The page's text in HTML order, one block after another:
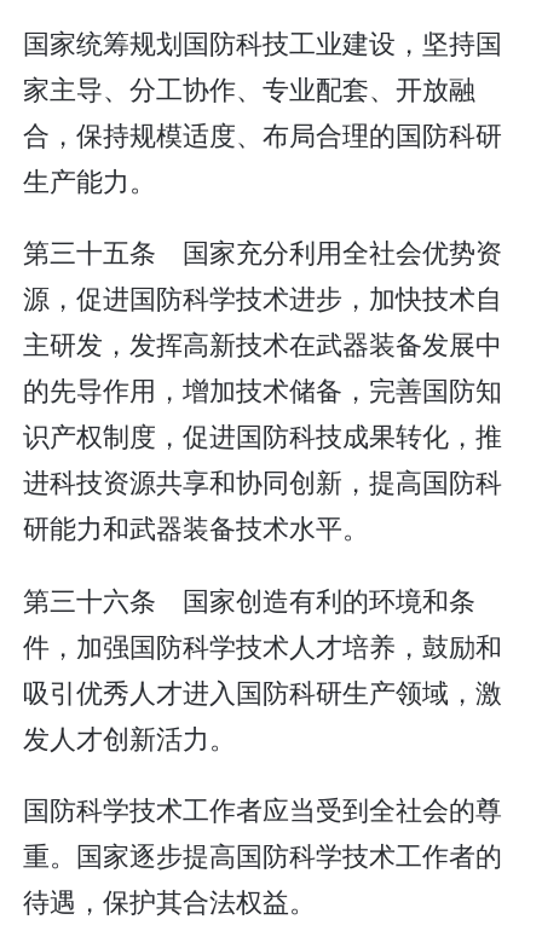
国家统筹规划国防科技工业建设，坚持国
家主导、分工协作、专业配套、开放融
合，保持规模适度、布局合理的国防科研
生产能力。
第三十五条 国家充分利用全社会优势资
源，促进国防科学技术进步，加快技术自
主研发，发挥高新技术在武器装备发展中
的先导作用，增加技术储备，完善国防知
识产权制度，促进国防科技成果转化，推
进科技资源共享和协同创新，提高国防科
研能力和武器装备技术水平。
第三十六条 国家创造有利的环境和条
件，加强国防科学技术人才培养，鼓励和
吸引优秀人才进入国防科研生产领域，激
发人才创新活力。
国防科学技术工作者应当受到全社会的尊
重。国家逐步提高国防科学技术工作者的
待遇，保护其合法权益。